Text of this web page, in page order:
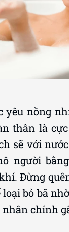
yêu nồng
thân là
sẽ với
người
Đừng
bỏ bã
chính